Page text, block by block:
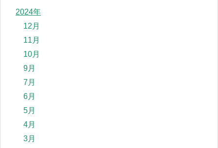
2024年
12月
11月
10月
9月
7月
6月
5月
4月
3月